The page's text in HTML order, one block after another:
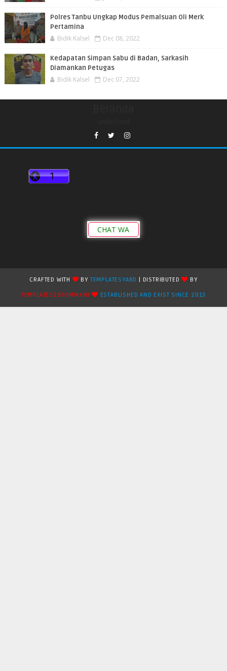
Polres Tanbu Ungkap Modus Pemalsuan Oli Merk
Pertamina
Bidik Kalsel Dec 08, 2022
Kedapatan Simpan Sabu di Badan, Sarkasih
Diamankan Petugas
Bidik Kalsel Dec 07, 2022
CHAT WA
CRAFTED WITH BYTEMPLATESYARD | DISTRIBUTED
BY
TEMPLATES2909MMXXII
ESTABLISHED AND EXIST SINCE 2013